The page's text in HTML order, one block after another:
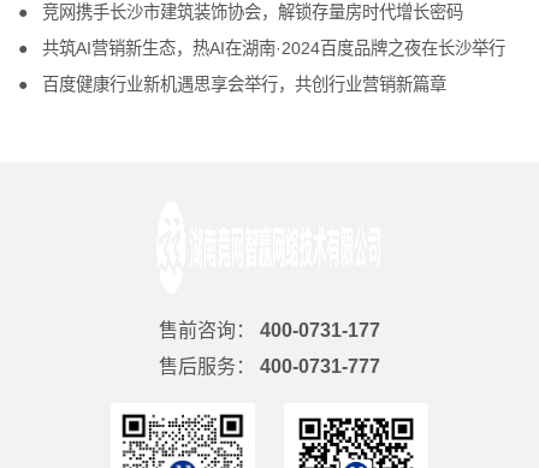
竞网携手长沙市建筑装饰协会，解锁存量房时代增长密码
共筑AI营销新生态，热AI在湖南·2024百度品牌之夜在长沙举行
百度健康行业新机遇思享会举行，共创行业营销新篇章
售前咨询：
400-0731-177
售后服务：
400-0731-777